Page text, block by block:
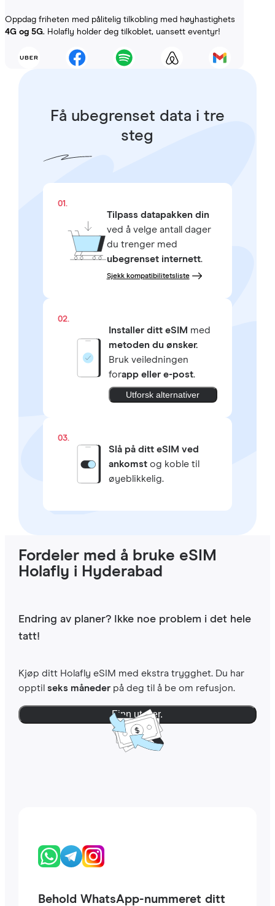
Oppdag friheten med pålitelig tilkobling med høyhastighets
4G og 5G. Holafly holder deg tilkoblet, uansett eventyr!
Få ubegrenset data i tre
steg
01.
Tilpass datapakken din
ved å velge antall dager
du trenger med
ubegrenset internett.
Sjekk kompatibilitetsliste
02.
Installer ditt eSIM med
metoden du ønsker.
Bruk veiledningen
forapp eller e-post.
Utforsk alternativer
03.
Slå på ditt eSIM ved
ankomstog koble til
øyeblikkelig.
Fordeler med å bruke eSIM
Holafly i Hyderabad
Endring av planer? Ikke noe problem i det hele
tatt!
Kjøp ditt Holafly eSIM med ekstra trygghet. Du har
opptil seks månederpå deg til å be om refusjon.
Finn ut mer.
Behold WhatsApp-nummeret ditt